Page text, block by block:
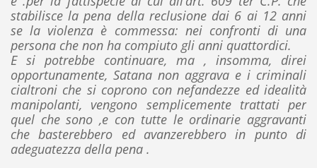
stabilisce la pena della reclusione dai 6 ai 12 anni
se la violenza è commessa: nei confronti di una
persona che non ha compiuto gli anni quattordici.
E si potrebbe continuare, ma , insomma, direi
opportunamente, Satana non aggrava e i criminali
cialtroni che si coprono con nefandezze ed idealità
manipolanti, vengono semplicemente trattati per
quel che sono ,e con tutte le ordinarie aggravanti
che basterebbero ed avanzerebbero in punto di
adeguatezza della pena .